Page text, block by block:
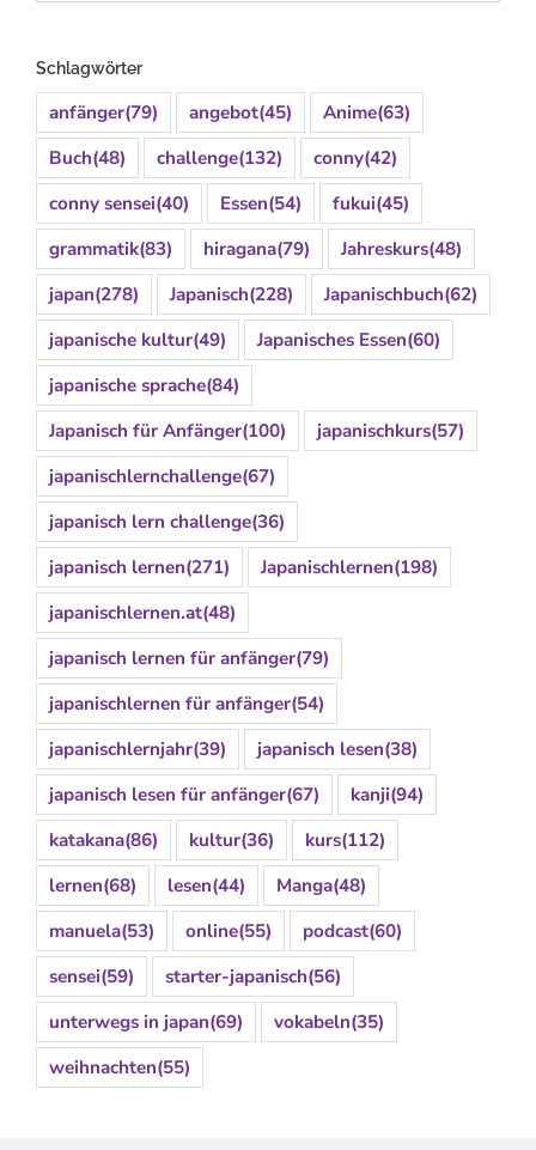
Schlagwörter
anfänger(79) angebot(45) Anime(63)
Buch(48) challenge(132) conny(42)
conny sensei(40) Essen(54) fukui(45)
grammatik(83) hiragana(79) Jahreskurs(48)
japan(278) Japanisch(228) Japanischbuch(62)
japanische kultur(49) Japanisches Essen(60)
japanische sprache(84)
Japanisch für Anfänger(100) japanischkurs(57)
japanischlernchallenge(67)
japanisch lern challenge(36)
japanisch lernen(271) Japanischlernen(198)
japanischlernen.at(48)
japanisch lernen für anfänger(79)
japanischlernen für anfänger(54)
japanischlernjahr(39) japanisch lesen(38)
japanisch lesen für anfänger(67) kanji(94)
katakana(86) kultur(36) kurs(112)
lernen(68) lesen(44) Manga(48)
manuela(53) online(55) podcast(60)
sensei(59) starter-japanisch(56)
unterwegs in japan(69) vokabeln(35)
weihnachten(55)